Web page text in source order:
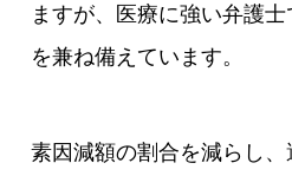
ますが、医療に強い弁護
を兼ね備えています。
素因減額の割合を減らし